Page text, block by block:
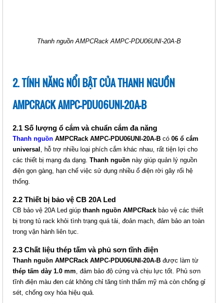
Giá: Liên hệ
THANH NGUỒN AMPCRACK
Giá: Liên hệ
Mã sản phẩm: MT-AMPC-
PDU06UNI-16A-B
Thanh nguồn AMPCRack AMPC-PDU06UNI-20A-B
2. TÍNH NĂNG NỔI BẬT CỦA THANH NGUỒN
AMPCRACK AMPC-PDU06UNI-20A-B
2.1 Số lượng ổ cắm và chuẩn cắm đa năng
Thanh nguồn AMPCRack AMPC-PDU06UNI-20A-B có 06 ổ cắm
universal , hỗ trợ nhiều loại phích cắm khác nhau, rất tiện lợi cho
các thiết bị mạng đa dạng. Thanh nguồn này giúp quản lý nguồn
điện gọn gàng, hạn chế việc sử dụng nhiều ổ điện rời gây rối hệ
thống.
2.2 Thiết bị bảo vệ CB 20A Led
CB bảo vệ 20A Led giúp thanh nguồn AMPCRack bảo vệ các thiết
bị trong tủ rack khỏi tình trạng quá tải, đoản mạch, đảm bảo an toàn
trong vận hành liên tục.
2.3 Chất liệu thép tấm và phủ sơn tĩnh điện
Thanh nguồn AMPCRack AMPC-PDU06UNI-20A-B được làm từ
thép tấm dày 1.0 mm, đảm bảo độ cứng và chịu lực tốt. Phủ sơn
tĩnh điện màu đen cát không chỉ tăng tính thẩm mỹ mà còn chống gỉ
sét, chống oxy hóa hiệu quả.